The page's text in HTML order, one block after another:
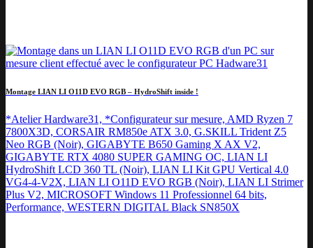
Montage LIAN LI O11D EVO RGB – HydroShift inside !
*Atelier Hardware31, *Configurateur sur mesure, AMD Ryzen 7
7800X3D, CORSAIR RM850e ATX 3.0, G.SKILL Trident Z5
Neo RGB (Noir), GIGABYTE B650 Gaming X AX V2,
GIGABYTE RTX 4080 SUPER GAMING OC, LIAN LI
HydroShift LCD 360 TL (Noir), LIAN LI Kit GPU Vertical 4.0
VG4-4-V2X, LIAN LI O11D EVO RGB (Noir), LIAN LI Strimer
Plus V2, MICROSOFT Windows 11 Professionnel 64 bits,
Performance, WESTERN DIGITAL Black SN850X